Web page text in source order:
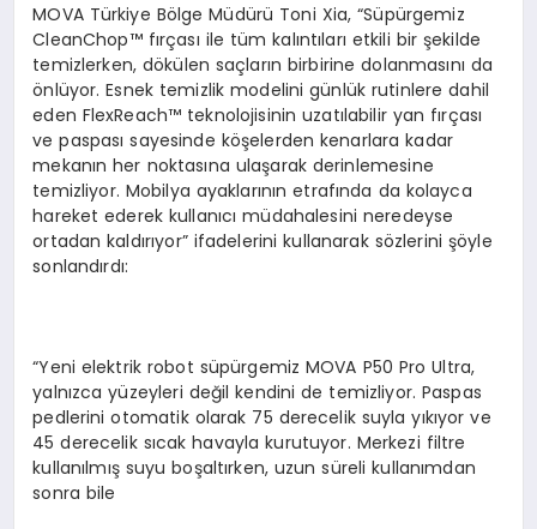
MOVA Türkiye Bölge Müdürü Toni Xia, “Süpürgemiz
CleanChop™ fırçası ile tüm kalıntıları etkili bir şekilde
temizlerken, dökülen saçların birbirine dolanmasını da
önlüyor. Esnek temizlik modelini günlük rutinlere dahil
eden FlexReach™ teknolojisinin uzatılabilir yan fırçası
ve paspası sayesinde köşelerden kenarlara kadar
mekanın her noktasına ulaşarak derinlemesine
temizliyor. Mobilya ayaklarının etrafında da kolayca
hareket ederek kullanıcı müdahalesini neredeyse
ortadan kaldırıyor” ifadelerini kullanarak sözlerini şöyle
sonlandırdı:
“Yeni elektrik robot süpürgemiz MOVA P50 Pro Ultra,
yalnızca yüzeyleri değil kendini de temizliyor. Paspas
pedlerini otomatik olarak 75 derecelik suyla yıkıyor ve
45 derecelik sıcak havayla kurutuyor. Merkezi filtre
kullanılmış suyu boşaltırken, uzun süreli kullanımdan
sonra bile